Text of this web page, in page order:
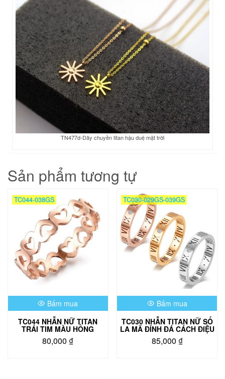
TN477d-Dây chuyền titan hậu duệ mặt trời
Sản phẩm tương tự
TC044-038GS
Bấm mua
TC044 NHẪN NỮ TITAN
TRÁI TIM MÀU HỒNG
80,000 ₫
TC030-029GS-039GS
Bấm mua
TC030 NHẪN TITAN NỮ SỐ
LA MÃ ĐÍNH ĐÁ CÁCH ĐIỆU
85,000 ₫